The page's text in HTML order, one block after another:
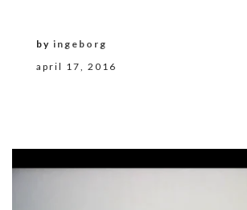
april 17, 2016
by ingeborg